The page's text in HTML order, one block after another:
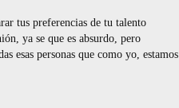
tus preferencias de tu talento
ya se que es absurdo, pero
esas personas que como yo, estamos